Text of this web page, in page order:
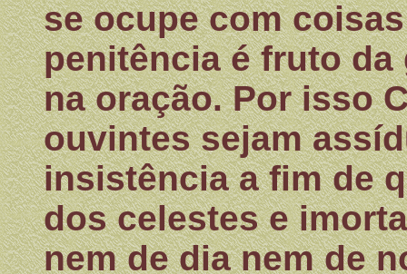
se ocupe com
penitência é fruto da
na oração. Por isso
ouvintes sejam
insistência a fim de
dos celestes e
nem de dia nem de